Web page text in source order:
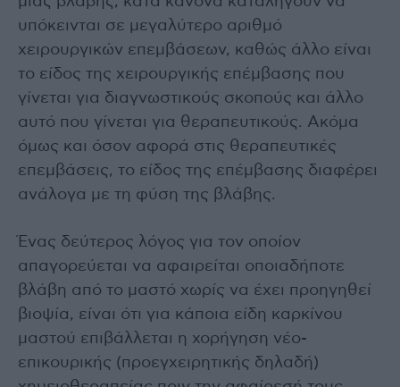
υπόκεινται σε μεγαλύτερο αριθμό
χειρουργικών επεμβάσεων, καθώς άλλο είναι
το είδος της χειρουργικής επέμβασης που
γίνεται για διαγνωστικούς σκοπούς και άλλο
αυτό που γίνεται για θεραπευτικούς. Ακόμα
όμως και όσον αφορά στις θεραπευτικές
επεμβάσεις, το είδος της επέμβασης διαφέρει
ανάλογα με τη φύση της βλάβης.
Ένας δεύτερος λόγος για τον οποίον
απαγορεύεται να αφαιρείται οποιαδήποτε
βλάβη από το μαστό χωρίς να έχει προηγηθεί
βιοψία, είναι ότι για κάποια είδη καρκίνου
μαστού επιβάλλεται η χορήγηση νέο-
επικουρικής (προεγχειρητικής δηλαδή)